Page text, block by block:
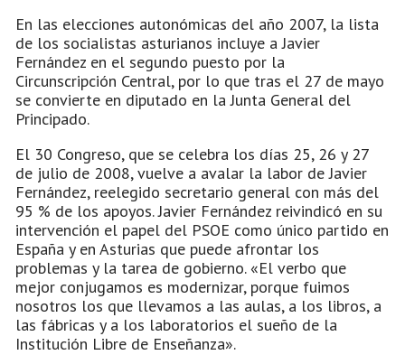
En las elecciones autonómicas del año 2007, la lista
de los socialistas asturianos incluye a Javier
Fernández en el segundo puesto por la
Circunscripción Central, por lo que tras el 27 de mayo
se convierte en diputado en la Junta General del
Principado.
El 30 Congreso, que se celebra los días 25, 26 y 27
de julio de 2008, vuelve a avalar la labor de Javier
Fernández, reelegido secretario general con más del
95 % de los apoyos. Javier Fernández reivindicó en su
intervención el papel del PSOE como único partido en
España y en Asturias que puede afrontar los
problemas y la tarea de gobierno. «El verbo que
mejor conjugamos es modernizar, porque fuimos
nosotros los que llevamos a las aulas, a los libros, a
las fábricas y a los laboratorios el sueño de la
Institución Libre de Enseñanza».